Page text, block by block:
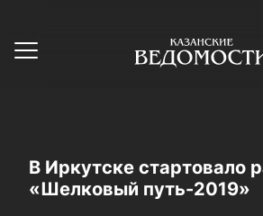
В Иркутске стартовало
«Шелковый путь-2019»